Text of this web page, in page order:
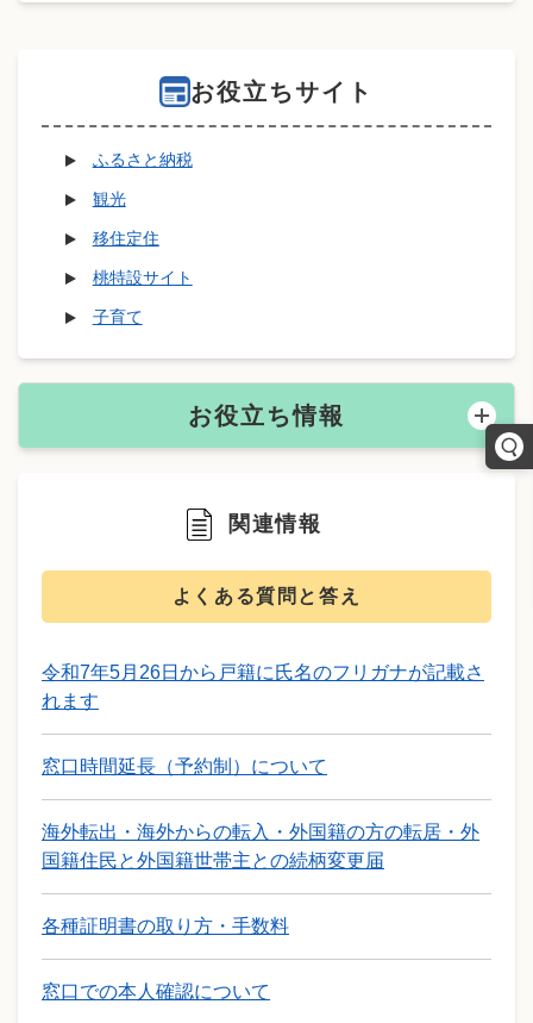
お役立ちサイト
ふるさと納税
観光
移住定住
桃特設サイト
子育て
お役立ち情報
関連情報
よくある質問と答え
令和7年5月26日から戸籍に氏名のフリガナが記載さ
れます
窓口時間延長（予約制）について
海外転出・海外からの転入・外国籍の方の転居・外
国籍住民と外国籍世帯主との続柄変更届
各種証明書の取り方・手数料
窓口での本人確認について